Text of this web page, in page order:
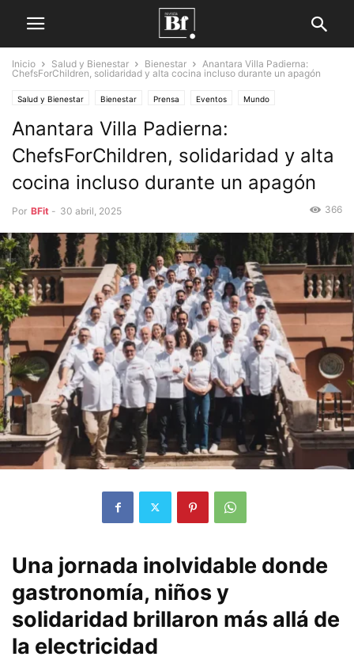
Inicio Salud y Bienestar Bienestar
Anantara Villa Padierna:
ChefsForChildren, solidaridad y alta cocina incluso durante un apagón
Salud y Bienestar Bienestar Prensa Eventos Mundo
Anantara Villa Padierna:
ChefsForChildren, solidaridad y alta
cocina incluso durante un apagón
Por BFit - 30 abril, 2025 366
Una jornada inolvidable donde
gastronomía, niños y
solidaridad brillaron más allá de
la electricidad